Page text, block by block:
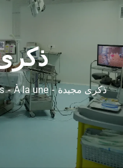
À la une ذكرى مجيدة